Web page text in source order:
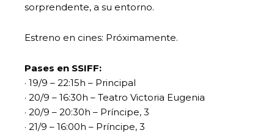
sorprendente, a su entorno.
Estreno en cines: Próximamente.
Pases en SSIFF:
· 19/9 – 22:15h – Principal
· 20/9 – 16:30h – Teatro Victoria Eugenia
· 20/9 – 20:30h – Príncipe, 3
· 21/9 – 16:00h – Príncipe, 3